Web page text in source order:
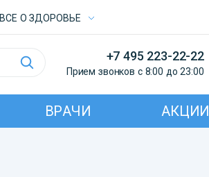
ВСE О ЗДОРОВЬЕ
+7 495 223-22-22
Прием звонков с 8:00 до 23:00
ВРАЧИ АКЦИИ